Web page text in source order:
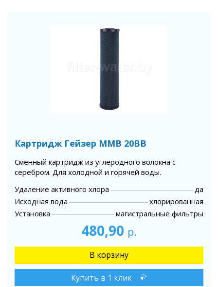
Картридж Гейзер MMB 20BB
Сменный картридж из углеродного волокна с
серебром. Для холодной и горячей воды.
Удаление активного хлора
да
Исходная вода
хлорированная
Установка
магистральные фильтры
480,90 р.
Купить в 1 клик